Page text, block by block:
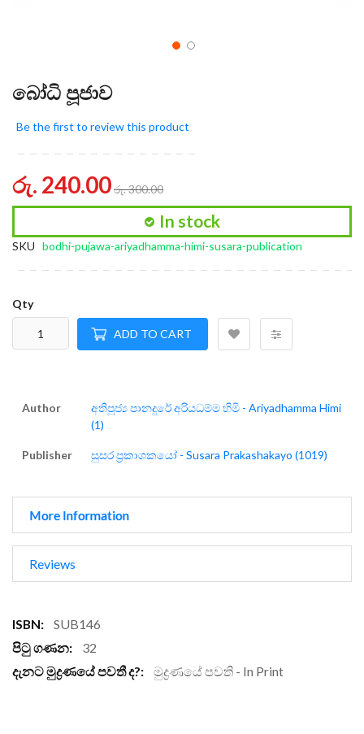
බෝධි පූජාව
Be the first to review this product
රු. 240.00රු. 300.00
In stock
SKU bodhi-pujawa-ariyadhamma-himi-susara-publication
Qty
ADD TO CART
Author
අතිපූජ්‍ය පානදුරේ අරියධම්ම හිමි - Ariyadhamma Himi
(1)
Publisher සුසර ප්‍රකාශකයෝ - Susara Prakashakayo (1019)
More Information
Reviews
More
Information
SUB146
32
මුද්‍රණයේ පවති - In Print